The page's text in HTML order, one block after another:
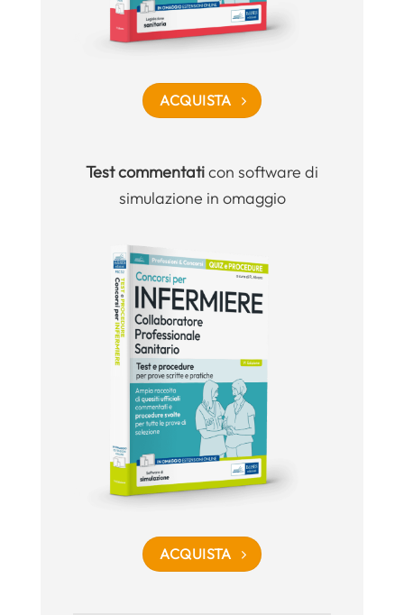
ACQUISTA
Test commentaticon software di
simulazione in omaggio
ACQUISTA